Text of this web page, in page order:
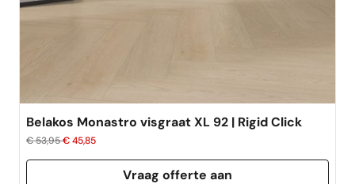
Belakos Monastro visgraat XL 92 | Rigid Click
€ 53,95€ 45,85
Vraag offerte aan